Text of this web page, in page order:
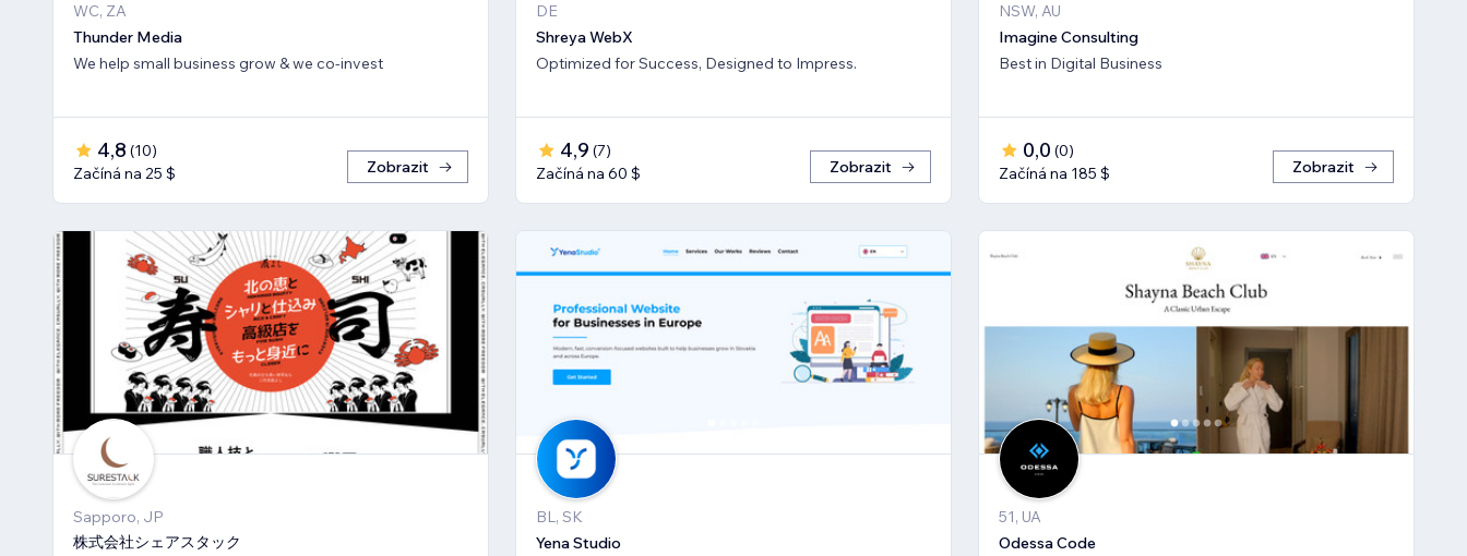
WC, ZA
Thunder Media
We help small business grow & we co-invest
4,8 (10)
Začíná na 25 $
Zobrazit
DE
Shreya WebX
Optimized for Success, Designed to Impress.
4,9 (7)
Začíná na 60 $
Zobrazit
NSW, AU
Imagine Consulting
Best in Digital Business
0,0 (0)
Začíná na 185 $
Zobrazit
Sapporo, JP
株式会社シェアスタック
BL, SK
Yena Studio
51, UA
Odessa Code